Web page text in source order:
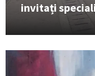
invitați